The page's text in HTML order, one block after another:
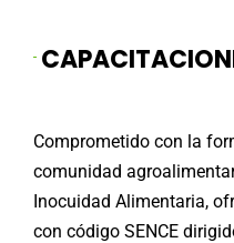
Comprometido con la
comunidad
Inocuidad Alimentaria,
con código SENCE